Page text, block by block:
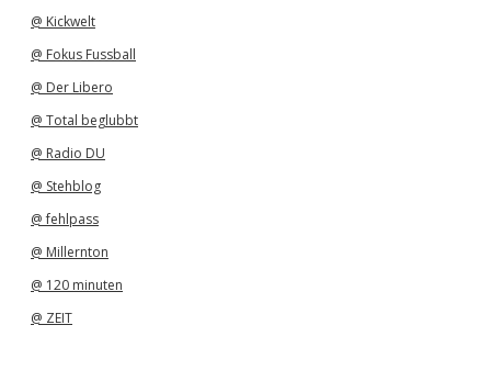
@ Kickwelt
@ Fokus Fussball
@ Der Libero
@ Total beglubbt
@ Radio DU
@ Stehblog
@ fehlpass
@ Millernton
@ 120 minuten
@ ZEIT